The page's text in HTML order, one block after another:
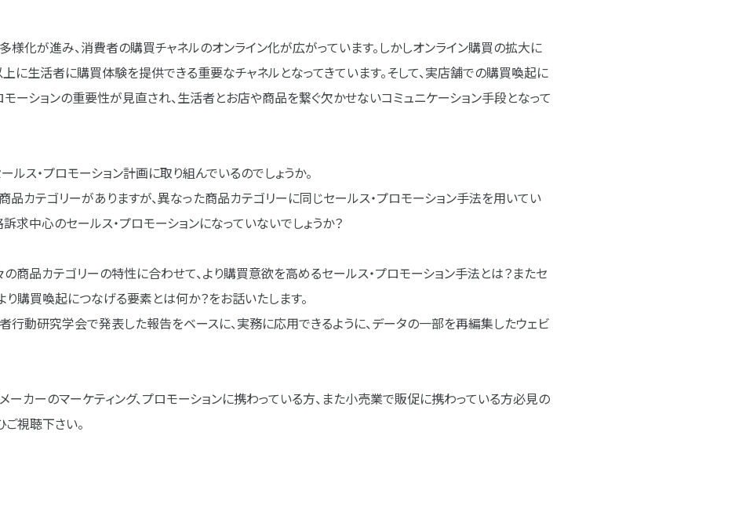
様化が進み、消費者の購買チャネルのオンライン化が広がっています。しかしオンライン購買の拡大に
に生活者に購買体験を提供できる重要なチャネルとなってきています。そして、実店舗での購買喚起に
モーションの重要性が見直され、生活者とお店や商品を繋ぐ欠かせないコミュニケーション手段となって
ルス・プロモーション計画に取り組んでいるのでしょうか。
カテゴリーがありますが、異なった商品カテゴリーに同じセールス・プロモーション手法を用いてい
訴求中心のセールス・プロモーションになっていないでしょうか？
商品カテゴリーの特性に合わせて、より購買意欲を高めるセールス・プロモーション手法とは？またセ
り購買喚起につなげる要素とは何か？をお話いたします。
動研究学会で発表した報告をベースに、実務に応用できるように、データの一部を再編集したウェビ
カーのマーケティング、プロモーションに携わっている方、また小売業で販促に携わっている方必見の
ご視聴下さい。